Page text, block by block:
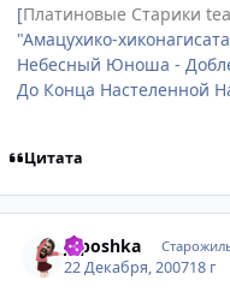
[Платиновые Старики
"Амацухико-
Небесный Юноша -
До Конца Настеленной
Цитата
Japoshkа
22 Декабря, 200718 г